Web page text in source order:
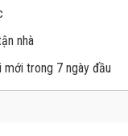
nhà
mới trong 7 ngày đầu